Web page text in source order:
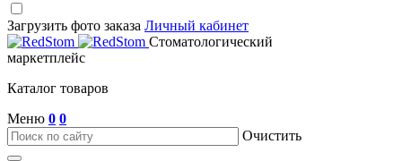
Загрузить фото заказа Личный кабинет
Стоматологический
маркетплейс
Каталог товаров
Меню 0 0
Очистить